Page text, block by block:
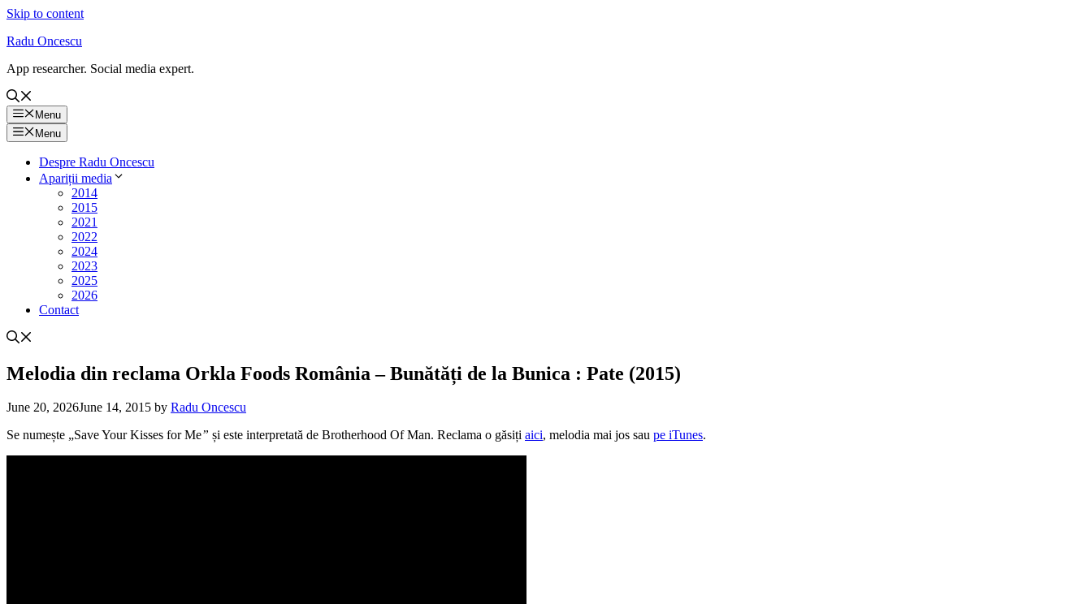
Skip to content
Radu Oncescu
App researcher. Social media expert.
Menu
Menu
Despre Radu Oncescu
Apariții media
2014
2015
2021
2022
2024
2023
2025
2026
Contact
Melodia din reclama Orkla Foods România – Bunătăți de la Bunica : Pate (2015)
June 20, 2026June 14, 2015 by Radu Oncescu
Se numește „Save Your Kisses for Me” și este interpretată de Brotherhood Of Man. Reclama o găsiți aici, melodia mai jos sau pe iTunes.